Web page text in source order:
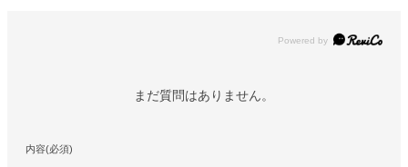
Powered by
まだ質問はありません。
内容(必須)